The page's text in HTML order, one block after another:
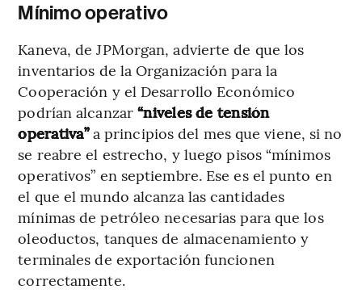
Mínimo operativo
Kaneva, de JPMorgan, advierte de que los
inventarios de la Organización para la
Cooperación y el Desarrollo Económico
podrían alcanzar“niveles de tensión
operativa”a principios del mes que viene, si no
se reabre el estrecho, y luego pisos “mínimos
operativos” en septiembre. Ese es el punto en
el que el mundo alcanza las cantidades
mínimas de petróleo necesarias para que los
oleoductos, tanques de almacenamiento y
terminales de exportación funcionen
correctamente.